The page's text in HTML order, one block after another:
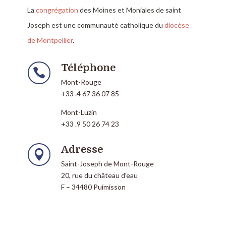
Lacongrégation des Moines et Moniales de saint
Joseph est une communauté catholique dudiocèse
de Montpellier.
 Téléphone
Mont-Rouge
+33 .4 67 36 07 85
Mont-Luzin
+33 .9 50 26 74 23
 Adresse
Saint-Joseph de Mont-Rouge
20, rue du château d’eau
F – 34480 Puimisson